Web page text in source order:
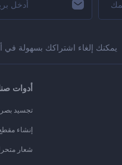
يمكنك إلغاء اشتراكك بسهولة
أدوات
تجسيد
إنشاء
شعار